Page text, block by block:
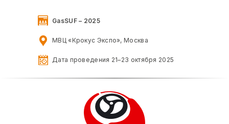
Дата проведения 21–23 октября 2025
МВЦ «Крокус Экспо», Москва
GasSUF – 2025